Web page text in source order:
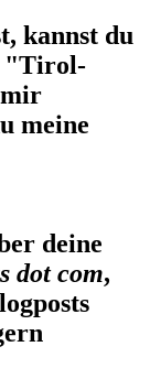
kannst du
"Tirol-
meine
deine
dot com,